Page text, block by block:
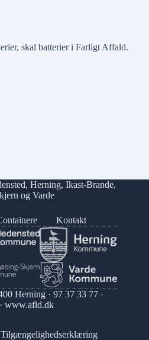
skal batterier i Farligt Affald.
, Herning, Ikast-Brande,
ogVarde
Kontakt
Herning · 97 37 33 77·
www.afld.dk
Tilgængelighedserklæring